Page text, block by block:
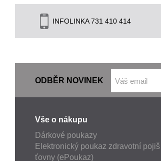
INFOLINKA 731 410 414
ODBĚR NOVINEK
Vše o nákupu
Dárkové poukazy
Elektronický poukaz zdravotní pojiš
ťovny (ePoukaz)